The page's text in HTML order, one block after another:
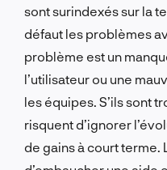
sont surindexés sur la
défaut les problèmes
problème est un
l’utilisateur ou une
les équipes. S’ils sont
risquent d’ignorer
de gains à court terme.